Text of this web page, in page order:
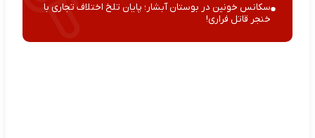
سکانس خونین در بوستان آبشار؛ پایان تلخ اختلاف تجاری با
خنجر قاتل فراری!